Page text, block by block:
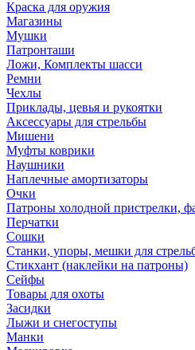
Краска для оружия
Магазины
Мушки
Патронташи
Ложи, Комплекты шасси
Ремни
Чехлы
Приклады, цевья и рукоятки
Аксессуары для стрельбы
Мишени
Муфты коврики
Наушники
Наплечные амортизаторы
Очки
Патроны холодной пристрелки,
Перчатки
Сошки
Станки, упоры, мешки для
Стикхант (наклейки на патроны)
Сейфы
Товары для охоты
Засидки
Лыжи и снегоступы
Манки